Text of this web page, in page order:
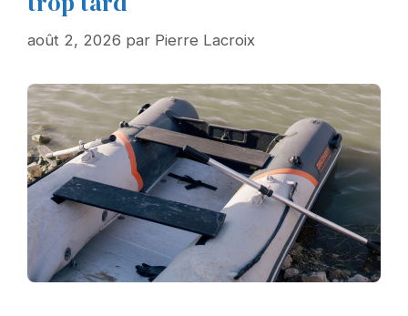
août 2, 2026 par Pierre Lacroix